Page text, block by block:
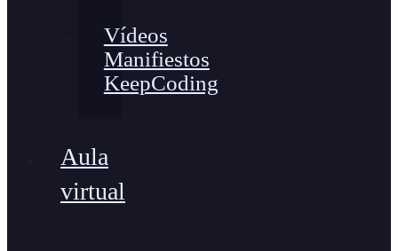
Vídeos
Manifiestos
KeepCoding
Aula
virtual